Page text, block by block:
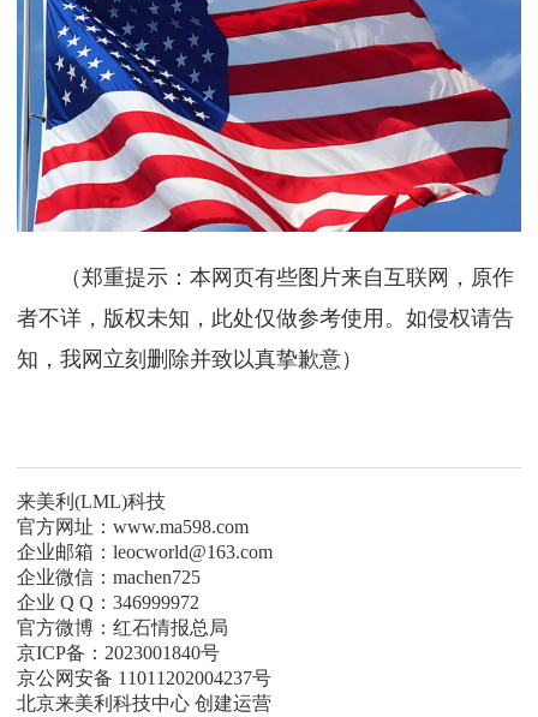
（郑重提示：本网页有些图片来自互联网，原作
者不详，版权未知，此处仅做参考使用。如侵权请告
知，我网立刻删除并致以真挚歉意）
来美利(LML)科技
官方网址：www.ma598.com
企业邮箱：leocworld@163.com
企业微信：machen725
企业 Q Q：346999972
官方微博：红石情报总局
京ICP备：2023001840号
京公网安备 11011202004237号
北京来美利科技中心 创建运营